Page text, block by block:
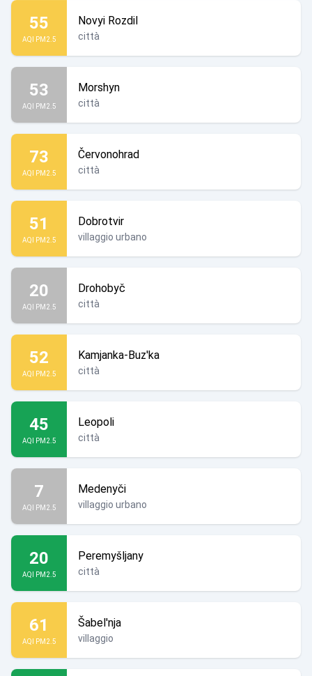
55
AQI PM2.5
Novyi Rozdil
città
53
AQI PM2.5
Morshyn
città
73
AQI PM2.5
Červonohrad
città
51
AQI PM2.5
Dobrotvir
villaggio urbano
20
AQI PM2.5
Drohobyč
città
52
AQI PM2.5
Kamjanka-Buz'ka
città
45
AQI PM2.5
Leopoli
città
7
AQI PM2.5
Medenyči
villaggio urbano
20
AQI PM2.5
Peremyšljany
città
61
AQI PM2.5
Šabel'nja
villaggio